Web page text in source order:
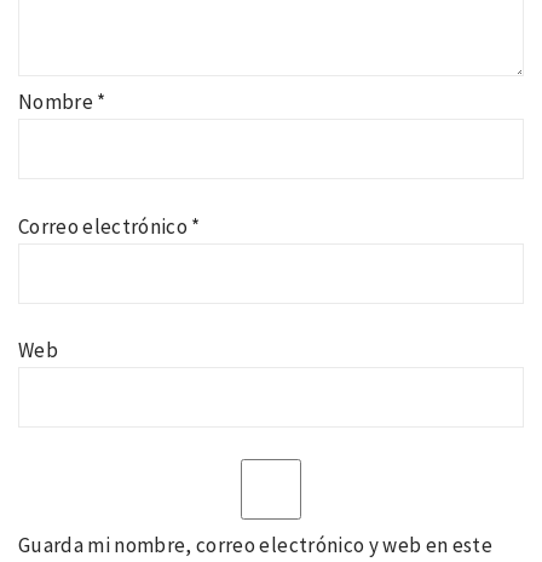
Nombre*
Correo electrónico *
Web
Guarda mi nombre, correo electrónico y web en este